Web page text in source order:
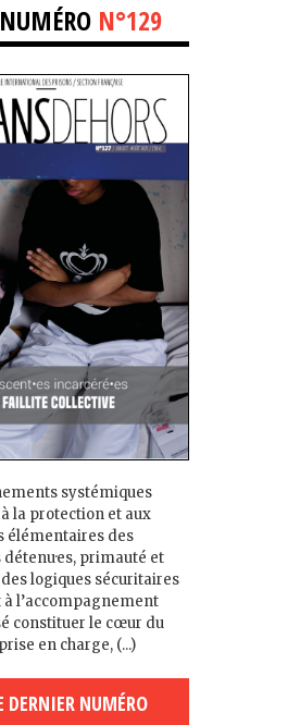
N°129
systémiques
la protection et aux
élémentaires des
détenu·es, primauté et
logiques sécuritaires
l’accompagnement
constituer le cœur du
en charge, (...)
DERNIER NUMÉRO